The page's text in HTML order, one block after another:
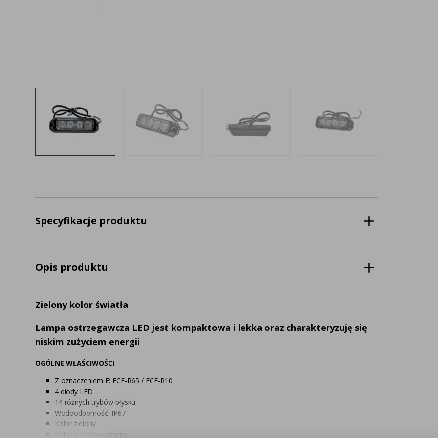
Specyfikacje produktu
Opis produktu
Zielony kolor światła
Lampa ostrzegawcza LED jest kompaktowa i lekka oraz charakteryzuję się
niskim zużyciem energii
OGÓLNE WŁAŚCIWOŚCI
Z oznaczeniem E: ECE-R65 / ECE-R10
4 diody LED
14 różnych trybów błysku
Wodoodporność: IP67
Kolor zielony
Kolor obudowy: czarny